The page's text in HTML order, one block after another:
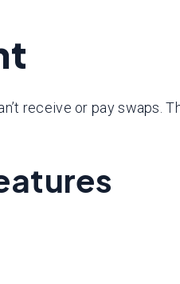
receive or pay